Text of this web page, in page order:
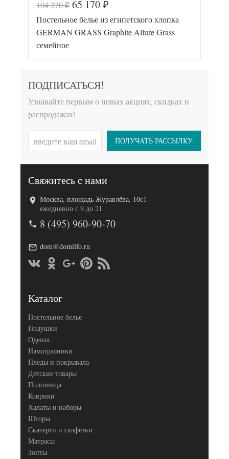
Код товара
562-103
Артикул
GG-1004-
015
Ткань
Мако-
Размер
155х200
простыни
270х290
наволочек
(2шт)
(Австрия)
577-545
Артикул
GG-39242
Мако-
Размер
пододеяльника
150х200
(2шт)
Размер
простыни
240х260
Размер
наволочек
50х70
70х70
(2шт),
Производитель
104 270₽ 65 170 ₽
Постельное белье из египетского хлопка
GERMAN GRASS Graphite Allure Grass
семейное
ПОДПИСАТЬСЯ!
Узнавайте первым о новых акциях, скидках и
распродажах!
ПОЛУЧАТЬ РАССЫЛКУ
Свяжитесь с нами
Москва, площадь Журавлёва, 10с1
ежедневно с 9 до 21
8 (495) 960-90-70
dom@domilfo.ru
Каталог
Постельное белье
Подушки
Одеяла
Наматрасники
Пледы и покрывала
Детские товары
Полотенца
Коврики
Халаты и наборы
Шторы
Скатерти и салфетки
Матрасы
Зонты